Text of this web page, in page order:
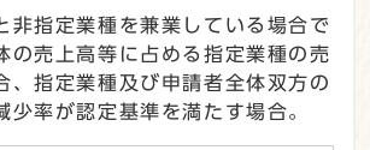
指定業種を兼業している場合で
の売上高等に占める指定業種の売
、指定業種及び申請者全体双方の
少率が認定基準を満たす場合。